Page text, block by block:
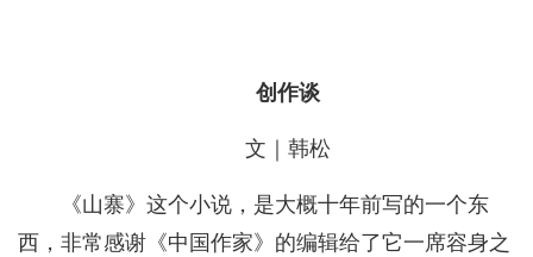
创作谈
文｜韩松
《山寨》这个小说，是大概十年前写的一个东
西，非常感谢《中国作家》的编辑给了它一席容身之